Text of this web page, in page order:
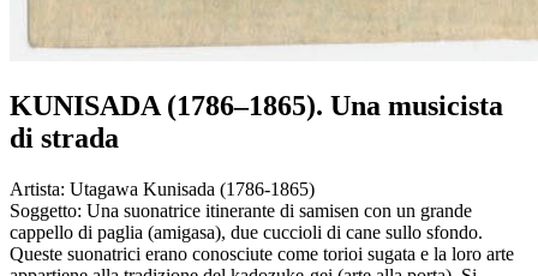
KUNISADA (1786–1865). Una musicista
di strada
Artista: Utagawa Kunisada (1786-1865)
Soggetto: Una suonatrice itinerante di samisen con un grande
cappello di paglia (amigasa), due cuccioli di cane sullo sfondo.
Queste suonatrici erano conosciute come torioi sugata e la loro arte